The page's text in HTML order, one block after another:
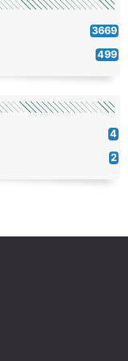
3669
499
4
2